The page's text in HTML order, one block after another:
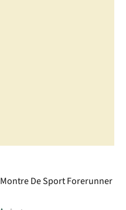
Montre De Sport Forerunner